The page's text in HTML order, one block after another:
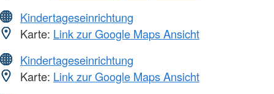
Kindertageseinrichtung
Karte: Link zur Google Maps Ansicht
Kindertageseinrichtung
Karte: Link zur Google Maps Ansicht